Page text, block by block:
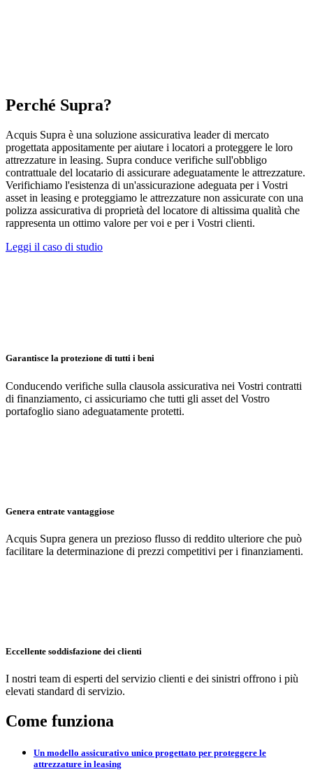
Perché Supra?
Acquis Supra è una soluzione assicurativa leader di mercato
progettata appositamente per aiutare i locatori a proteggere le loro
attrezzature in leasing. Supra conduce verifiche sull'obbligo
contrattuale del locatario di assicurare adeguatamente le attrezzature.
Verifichiamo l'esistenza di un'assicurazione adeguata per i Vostri
asset in leasing e proteggiamo le attrezzature non assicurate con una
polizza assicurativa di proprietà del locatore di altissima qualità che
rappresenta un ottimo valore per voi e per i Vostri clienti.
Leggi il caso di studio
Garantisce la protezione di tutti i beni
Conducendo verifiche sulla clausola assicurativa nei Vostri contratti
di finanziamento, ci assicuriamo che tutti gli asset del Vostro
portafoglio siano adeguatamente protetti.
Genera entrate vantaggiose
Acquis Supra genera un prezioso flusso di reddito ulteriore che può
facilitare la determinazione di prezzi competitivi per i finanziamenti.
Eccellente soddisfazione dei clienti
I nostri team di esperti del servizio clienti e dei sinistri offrono i più
elevati standard di servizio.
Come funziona
Un modello assicurativo unico progettato per proteggere le
attrezzature in leasing